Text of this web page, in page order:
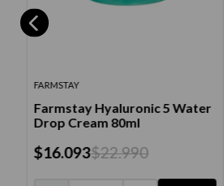
FARMSTAY
Farmstay Hyaluronic 5 Water
Drop Cream 80ml
$16.093$22.990